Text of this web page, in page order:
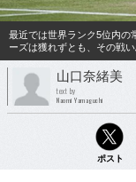
最近では世界ランク5位内の
ーズは獲れずとも、その戦
山口奈緒美
text by
Naomi Yamaguchi
ポスト